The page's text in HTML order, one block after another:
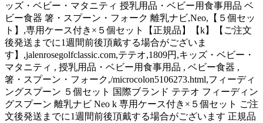
ッズ・ベビー・マタニティ 授乳用品・ベビー用食事用品 ベ
ビー食器 箸・スプーン・フォーク 離乳ナビ,Neo,【５個セッ
ト】,専用ケース付き×５個セット【正規品】【k】【ご注文
後発送までに1週間前後頂戴する場合がございま
す】,jalenrosegolfclassic.com,テテオ,1809円,キッズ・ベビー・
マタニティ , 授乳用品・ベビー用食事用品 , ベビー食器 ,
箸・スプーン・フォーク,/microcolon5106273.html,フィーディ
ングスプーン ５個セット 国際ブランド テテオ フィーディン
グスプーン 離乳ナビ Neo k 専用ケース付き×５個セット ご注
文後発送までに1週間前後頂戴する場合がございます 正規品